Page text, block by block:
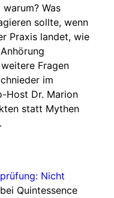
Was
sollte, wenn
Praxis landet, wie
Fragen
im
Host Dr. Marion
statt Mythen
Nicht
bei Quintessence